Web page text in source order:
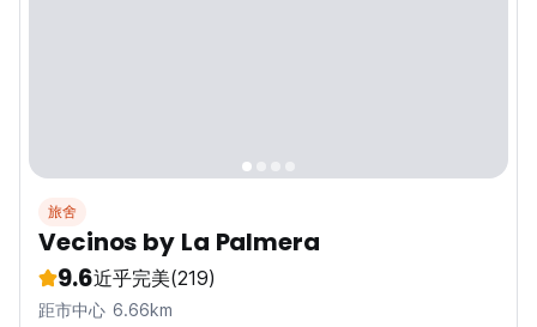
旅舍
Vecinos by La Palmera
9.6近乎完美(219)
距市中心 6.66km